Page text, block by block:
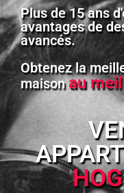
Plus de 15 ans
avantages de
avancés.
Obtenez la
maisonau